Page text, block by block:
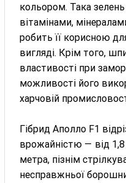
кольором. Така
вітамінами,
робить її корисною
вигляді. Крім того,
властивості при
можливості його
харчовій
Гібрид Аполло F1
врожайністю — від
метра, пізнім
несправжньої